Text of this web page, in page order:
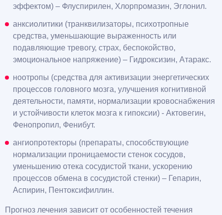
эффектом) – Флуспирилен, Хлорпромазин, Эглонил.
анксиолитики (транквилизаторы, психотропные
средства, уменьшающие выраженность или
подавляющие тревогу, страх, беспокойство,
эмоциональное напряжение) – Гидроксизин, Атаракс.
ноотропы (средства для активизации энергетических
процессов головного мозга, улучшения когнитивной
деятельности, памяти, нормализации кровоснабжения
и устойчивости клеток мозга к гипоксии) - Актовегин,
Фенопропил, Фенибут.
ангиопротекторы (препараты, способствующие
нормализации проницаемости стенок сосудов,
уменьшению отека сосудистой ткани, ускорению
процессов обмена в сосудистой стенки) – Гепарин,
Аспирин, Пентоксифиллин.
Прогноз лечения зависит от особенностей течения